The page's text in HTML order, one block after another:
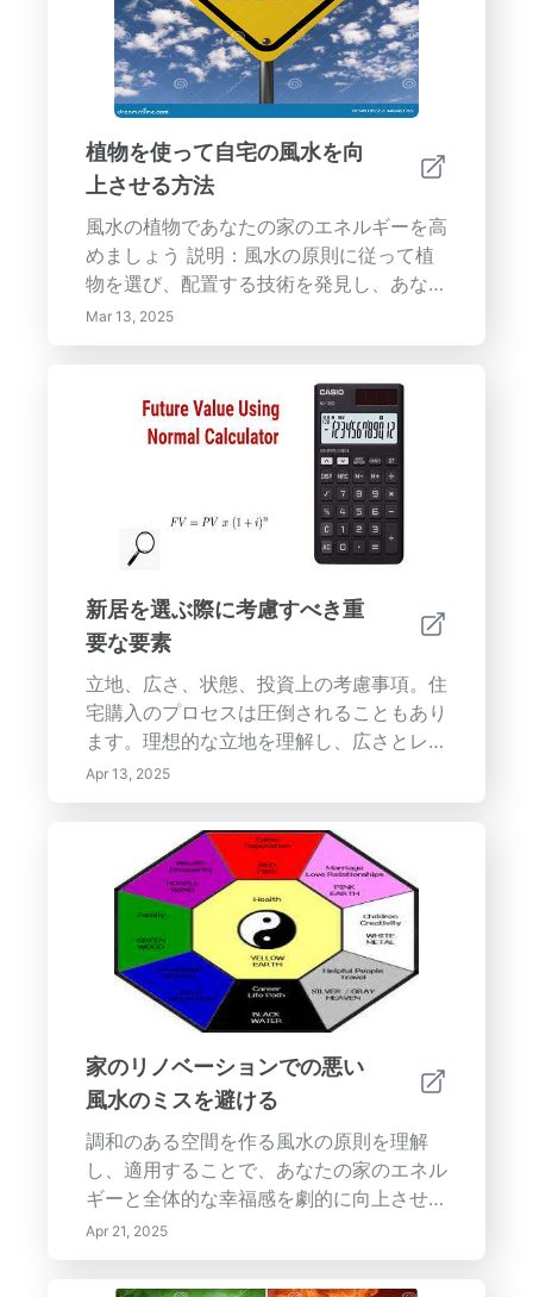
カラーパレット、デコレーション、家具、
ペイントの色、色の感情的な影響</p>
は、小さなアパートにおけるエネルギーの
流れの重要な側面を探り、快適さと効率を
最大化する方法に焦点を当てます。エネル
ギーの動態を理解する重要性、色や照明の
役割、効果的な家具配置について学びま
す。また、自然の要素、技術、パーソナラ
イズが温かく招かれる空間を作る上での重
要性も強調します。整理整頓とレイアウト
の最適化が光と動きを高める方法や、落ち
着いたカラーパレットと意図的な装飾の選
択が前向きな雰囲気を促進する方法を発見
してください。これらの戦略を実施するこ
生活体験を向上させましょう。
植物を使って自宅の風水を向
上させる方法
風水の植物であなたの家のエネルギーを高
めましょう 説明：風水の原則に従って植
物を選び、配置する技術を発見し、あなた
の家を調和のとれた聖域に変えます。この
ガイドでは、基本的な風水の原則を理解
（気）の流れを高めるための最適な配置技
術に関する重要なヒントを探ります。翡
翠、竹、平和のユリのような植物が、あな
たの生活空間をどのように高め、繁栄、バ
ランス、静けさを引き寄せるかを学びまし
ょう。元気なエネルギーを得るために健康
的な植物を維持し、心と身体を育てます。
風水の植物の選択と管理に関する専門家の
洞察で、あなたの家庭環境を向上させ、ポ
ジティブなエネルギーを育みましょう。
Mar 13, 2025
新居を選ぶ際に考慮すべき重
要な要素
立地、広さ、状態、投資上の考慮事項。住
宅購入のプロセスは圧倒されることもあり
ます。理想的な立地を理解し、広さとレイ
アウトを評価し、物件の状態と将来の投資
可能性を評価する際には、慎重な判断が必
Apr 13, 2025
家のリノベーションでの悪い
風水のミスを避ける
調和のある空間を作る風水の原則を理解
し、適用することで、あなたの家のエネル
ギーと全体的な幸福感を劇的に向上させる
ことができます。一般的なミスを避け、自
然の要素を受け入れ、専門家のアドバイス
を求めることで、ライフスタイルをサポー
Apr 21, 2025